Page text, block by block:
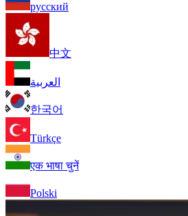
русский
中文
العربية
한국어
Türkçe
एक भाषा चुनें
Polski